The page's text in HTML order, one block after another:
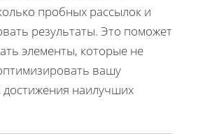
пробных рассылок и
результаты. Это поможет
элементы, которые не
вашу
наилучших